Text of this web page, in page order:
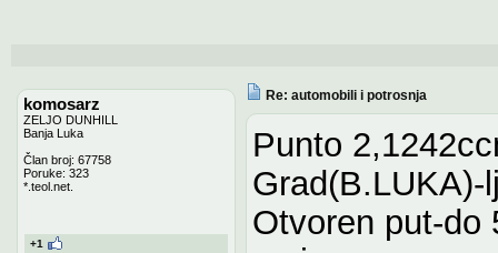
komosarz
ZELJO DUNHILL
Banja Luka
Član broj: 67758
Poruke: 323
*.teol.net.
+1
Re: automobili i potrosnja
Punto
Otvoren put-do